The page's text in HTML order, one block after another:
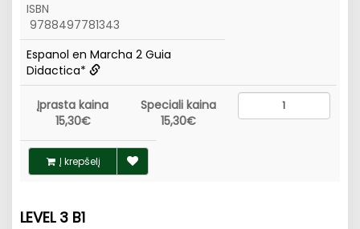
ISBN
9788497781343
Espanol en Marcha 2 Guia
Didactica*
Įprasta kaina
15,30€
Speciali kaina
15,30€
Į krepšelį
LEVEL 3 B1